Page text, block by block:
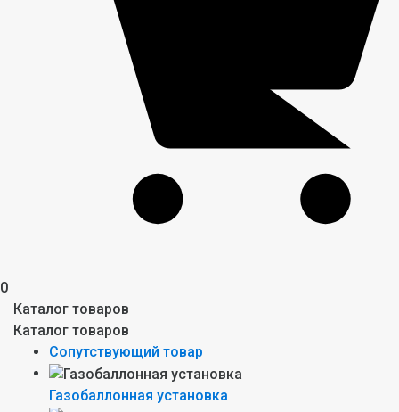
0
Каталог товаров
Каталог товаров
Сопутствующий товар
Газобаллонная установка